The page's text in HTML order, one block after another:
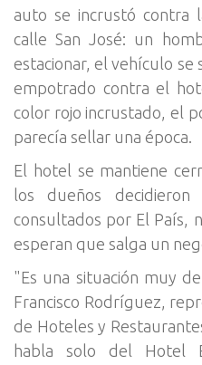
auto se incrustó contra
calle San José: un
estacionar, el vehículo se
empotrado contra el
color rojo incrustado, el
parecía sellar una época.
El hotel se mantiene
los dueños decidieron
consultados por El País,
esperan que salga un
"Es una situación muy
Francisco Rodríguez,
de Hoteles y
habla solo del Hotel